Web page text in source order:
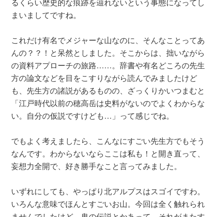
るくらい歴史的な痕跡を辿れないという事態になってし
まいましてですね。
これだけ有名でメジャーな山なのに、そんなことってあ
んの？？！と呆然としました。そこからは、拙いながら
の資料アプローチの旅路……。辞書や有名どころの先生
方の論文などを目をこすりながら読んでみましたけど
も、先生方の諸説があるものの、ざっくりかいつまむと
「江戸時代以前の穂高岳は史料がないのでよくわからな
い。自分の仮説ですけども…」って感じでね。
でもよく考えましたら、こんなにすごい先生方でもそう
なんです。わからないならここは私も！と開き直って、
妄想力全開で、好き勝手なこと言ってみました。
いずれにしても、やっぱり北アルプスはスゴイですわ。
いろんな意味でほんとすごいお山。今回は全く触れられ